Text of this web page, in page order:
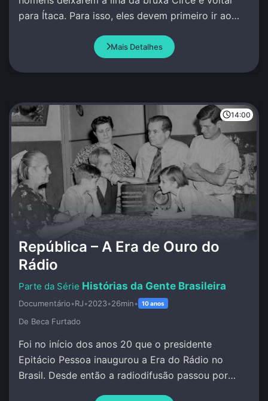
para Ítaca. Para isso, eles devem primeiro ir ao
Mais Detalhes
14:00
República – A Era de Ouro do
Rádio
Histórias da Gente Brasileira
Documentário•RJ•2023•26min• 10 anos
De Beca Furtado
Foi no início dos anos 20 que o presidente
Epitácio Pessoa inaugurou a Era do Rádio no
Brasil. Desde então a radiodifusão passou por